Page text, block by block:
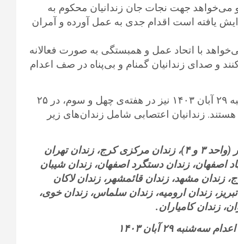
می‌خواهد جهت نجات جان زندانیان محکوم به
یافته است اقدام جدی به عمل آورده و آمران
با اتحاد عمل و همبستگی به صورت فعالانه
و صدای زندانیان گمنام و بی‌پناه در صف اعدام
اعضای کارزار سه‌شنبه‌های نه به اعدام، سه‌شنبه ۲۹ آبان ۱۴۰۳ نیز در هفته‌ی چهل و سوم، در ۲۵
زندانیان اعتصابی شامل زندان‌های زیر
زندان اوین (بند زنان، بند ۴ و ۸)، زندان قزلحصار (واحد ۳ و ۴)، زندان مرکزی کرج، زندان تهران
اصفهان، زندان دستگرد اصفهان، زندان شیبان
زندان مشهد، زندان قائمشهر، زندان لاکان
زندان ارومیه، زندان سلماس، زندان خوی،
زندان کامیاران.
سه‌شنبه ۲۹ آبان
۱۴۰۳